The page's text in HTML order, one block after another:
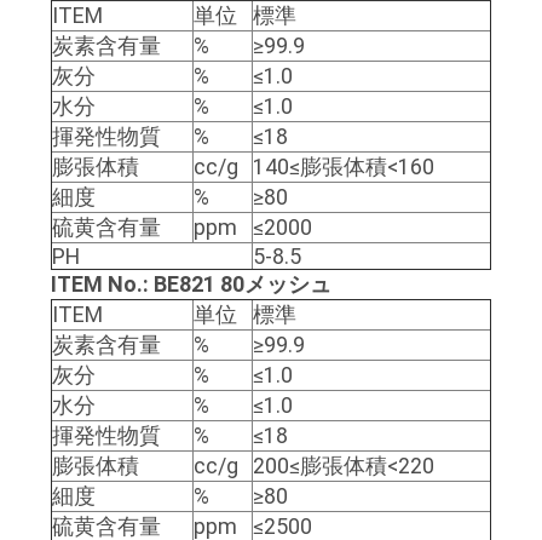
ITEM
単位
標準
炭素含有量
% ≥99.9
灰分
%
≤1.0
水分
%
≤1.0
揮発性物質
%
≤18
膨張体積
cc/g
140≤膨張体積<160
細度
%
≥80
硫黄含有量
ppm
≤2000
PH
5-8.5
ITEM No.: BE821 80メッシュ
ITEM
単位
標準
炭素含有量
% ≥99.9
灰分
%
≤1.0
水分
%
≤1.0
揮発性物質
%
≤18
膨張体積
cc/g
200≤膨張体積<220
細度
%
≥80
硫黄含有量
ppm
≤2500